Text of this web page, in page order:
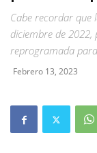
Cabe recordar que
diciembre de 2022,
reprogramada para
Febrero 13, 2023